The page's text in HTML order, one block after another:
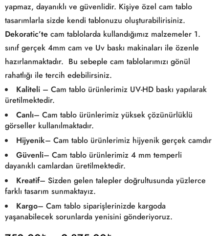
yapmaz, dayanıklı ve güvenlidir. Kişiye özel cam tablo
tasarımlarla sizde kendi tablonuzu oluşturabilirisiniz.
Dekoratic’te cam tablolarda kullandığımız malzemeler 1.
sınıf gerçek 4mm cam ve Uv baskı makinaları ile özenle
hazırlanmaktadır. Bu sebeple cam tablolarımızı gönül
rahatlığı ile tercih edebilirsiniz.
Kaliteli – Cam tablo ürünlerimiz UV-HD baskı yapılarak
üretilmektedir.
Canlı– Cam tablo ürünlerimiz yüksek çözünürlüklü
görseller kullanılmaktadır.
Hijyenik– Cam tablo ürünlerimiz hijyenik gerçek camdır
Güvenli– Cam tablo ürünlerimiz 4 mm temperli
dayanıklı camlardan üretilmektedir.
Kreatif– Sizden gelen talepler doğrultusunda yüzlerce
farklı tasarım sunmaktayız.
Kargo– Cam tablo siparişlerinizde kargoda
yaşanabilecek sorunlarda yenisini gönderiyoruz.